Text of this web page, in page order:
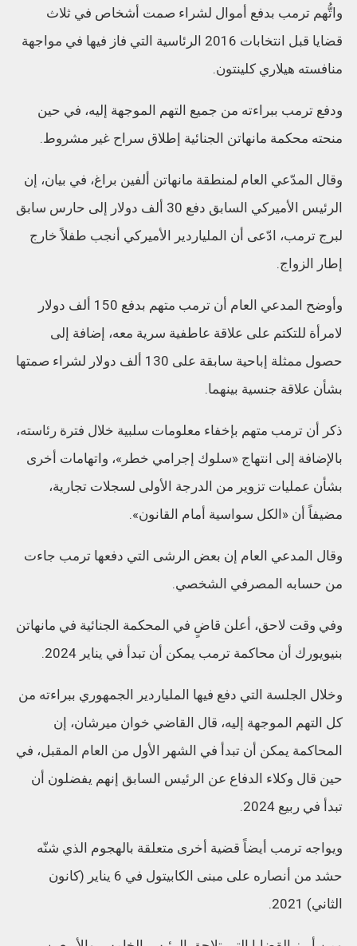
واتُّهم ترمب بدفع أموال لشراء صمت أشخاص في ثلاث
قضايا قبل انتخابات 2016 الرئاسية التي فاز فيها في مواجهة
منافسته هيلاري كلينتون.
ودفع ترمب ببراءته من جميع التهم الموجهة إليه، في حين
منحته محكمة مانهاتن الجنائية إطلاق سراح غير مشروط.
وقال المدّعي العام لمنطقة مانهاتن ألفين براغ، في بيان، إن
الرئيس الأميركي السابق دفع 30 ألف دولار إلى حارس سابق
لبرج ترمب، ادّعى أن الملياردير الأميركي أنجب طفلاً خارج
إطار الزواج.
وأوضح المدعي العام أن ترمب متهم بدفع 150 ألف دولار
لامرأة للتكتم على علاقة عاطفية سرية معه، إضافة إلى
حصول ممثلة إباحية سابقة على 130 ألف دولار لشراء صمتها
بشأن علاقة جنسية بينهما.
ذكر أن ترمب متهم بإخفاء معلومات سلبية خلال فترة رئاسته،
بالإضافة إلى انتهاج «سلوك إجرامي خطر»، واتهامات أخرى
بشأن عمليات تزوير من الدرجة الأولى لسجلات تجارية،
مضيفاً أن «الكل سواسية أمام القانون».
وقال المدعي العام إن بعض الرشى التي دفعها ترمب جاءت
من حسابه المصرفي الشخصي.
وفي وقت لاحق، أعلن قاضٍ في المحكمة الجنائية في مانهاتن
بنيويورك أن محاكمة ترمب يمكن أن تبدأ في يناير 2024.
وخلال الجلسة التي دفع فيها الملياردير الجمهوري ببراءته من
كل التهم الموجهة إليه، قال القاضي خوان ميرشان، إن
المحاكمة يمكن أن تبدأ في الشهر الأول من العام المقبل، في
حين قال وكلاء الدفاع عن الرئيس السابق إنهم يفضلون أن
تبدأ في ربيع 2024.
ويواجه ترمب أيضاً قضية أخرى متعلقة بالهجوم الذي شنّه
حشد من أنصاره على مبنى الكابيتول في 6 يناير (كانون
الثاني) 2021.